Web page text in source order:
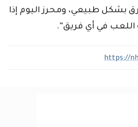
بشكل طبيعي، ومحرز اليوم إذا
اللعب في أي فريق”.
https://